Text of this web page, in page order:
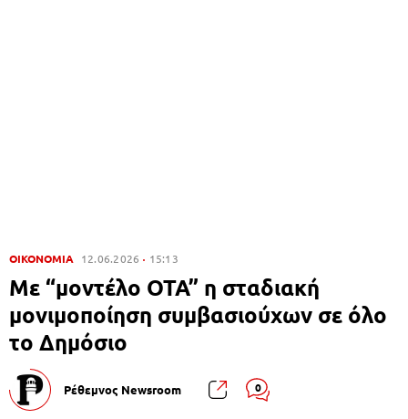
ΟΙΚΟΝΟΜΙΑ 12.06.2026 15:13
Με “μοντέλο ΟΤΑ” η σταδιακή
μονιμοποίηση συμβασιούχων σε όλο
το Δημόσιο
Ρέθεμνος Newsroom 0